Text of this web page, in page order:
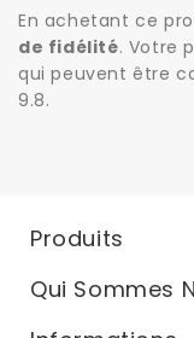
En achetant ce
de fidélité. Votre
qui peuvent être
9.8.
Produits
Qui Sommes